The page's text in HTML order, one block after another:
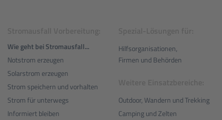
Wie geht bei Stromausfall...
Notstrom erzeugen
Solarstrom erzeugen
Strom speichern und vorhalten
Strom für unterwegs
Informiert bleiben
Hilfsorganisationen,
Firmen und Behörden
Outdoor, Wandern und Trekking
Camping und Zelten